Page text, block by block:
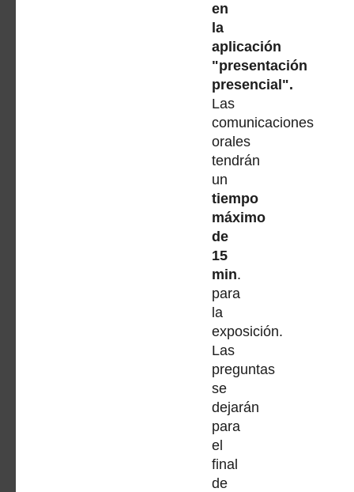
en
la
aplicación
"presentación
presencial".
Las
comunicaciones
orales
tendrán
un
tiempo
máximo
de
15
min.
para
la
exposición.
Las
preguntas
se
dejarán
para
el
final
de